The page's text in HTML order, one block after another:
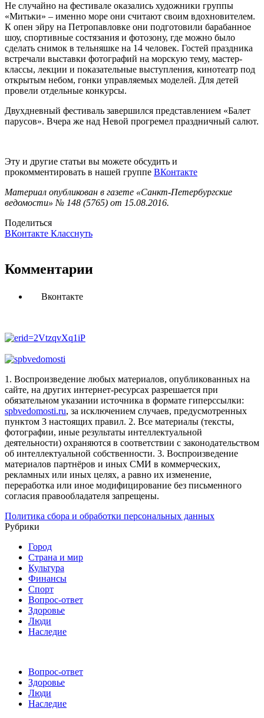
Не случайно на фестивале оказались художники группы
«Митьки» – именно море они считают своим вдохновителем.
К опен эйру на Петропавловке они подготовили барабанное
шоу, спортивные состязания и фотозону, где можно было
сделать снимок в тельняшке на 14 человек. Гостей праздника
встречали выставки фотографий на морскую тему, мастер-
классы, лекции и показательные выступления, кинотеатр под
открытым небом, гонки управляемых моделей. Для детей
провели отдельные конкурсы.
Двухдневный фестиваль завершился представлением «Балет
парусов». Вчера же над Невой прогремел праздничный салют.
Эту и другие статьи вы можете обсудить и
прокомментировать в нашей группе ВКонтакте
Материал опубликован в газете «Санкт-Петербургские
ведомости» № 148 (5765) от 15.08.2016.
Поделиться
ВКонтакте Класснуть
Комментарии
Вконтакте
1. Воспроизведение любых материалов, опубликованных на
сайте, на других интернет-ресурсах разрешается при
обязательном указании источника в формате гиперссылки:
spbvedomosti.ru, за исключением случаев, предусмотренных
пунктом 3 настоящих правил. 2. Все материалы (тексты,
фотографии, иные результаты интеллектуальной
деятельности) охраняются в соответствии с законодательством
об интеллектуальной собственности. 3. Воспроизведение
материалов партнёров и иных СМИ в коммерческих,
рекламных или иных целях, а равно их изменение,
переработка или иное модифицирование без письменного
согласия правообладателя запрещены.
Политика сбора и обработки персональных данных
Рубрики
Город
Страна и мир
Культура
Финансы
Спорт
Вопрос-ответ
Здоровье
Люди
Наследие
Вопрос-ответ
Здоровье
Люди
Наследие